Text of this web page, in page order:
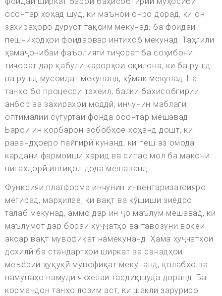
осонтар хоҳад шуд, ки маънои онро дорад, ки он
захираҳоро дуруст тақсим мекунад, ба фоидаи
пешниҳодҳои фоидаовар интихоб мекунад. Таҳлили
ҳамаҷонибаи фаъолияти тиҷорат ба соҳибони
тиҷорат дар қабули қарорҳои оқилона, ки ба рушд
ва рушд мусоидат мекунанд, кӯмак мекунад. На
танхо бо процесси тахеил, балки бахисобгирии
анбор ва захирахои моддй, инчунин маблаги
оптималии сугуртаи фонда осонтар мешавад.
Барои ин корбарон асбобҳое хоҳанд дошт, ки
равандҳоеро пайгирӣ кунанд, ки пеш аз омода
кардани фармоиши харид ва сипас мол ба макони
нигаҳдорӣ интиқол дода мешаванд.
Функсияи платформа инчунин инвентаризатсияро
мегирад, марҳилае, ки вақт ва кӯшиши зиёдро
талаб мекунад, аммо дар ин ҷо маълум мешавад, ки
маълумот дар бораи ҳуҷҷатҳо ва тавозуни воқеӣ
аксар вақт мувофиқат намекунанд. Ҳама ҳуҷҷатҳои
дохилӣ ба стандартҳои ширкат ва санадҳои
меъёрии ҳуқуқӣ мувофиқат мекунанд, қолабҳо ва
намунаҳо намуди якхелаи тасдиқшуда доранд. Ба
кормандон танҳо лозим аст, ки шакли заруриро